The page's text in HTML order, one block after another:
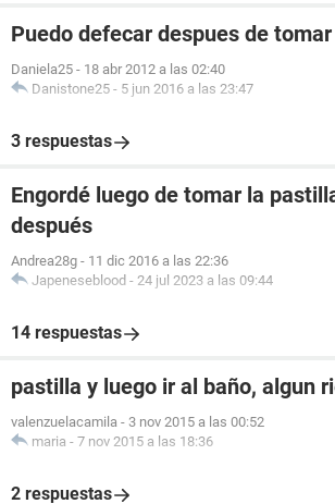
Puedo defecar despues de
Daniela25 - 18 abr 2012 a las 02:40
Danistone25 - 5 jun 2016 a las 23:47
3 respuestas
Engordé luego de tomar la
después
Andrea28g - 11 dic 2016 a las 22:36
Japeneseblood - 24 jul 2023 a las 09:44
14 respuestas
pastilla y luego ir al baño, algun
valenzuelacamila - 3 nov 2015 a las 00:52
maria - 7 nov 2015 a las 18:36
2 respuestas